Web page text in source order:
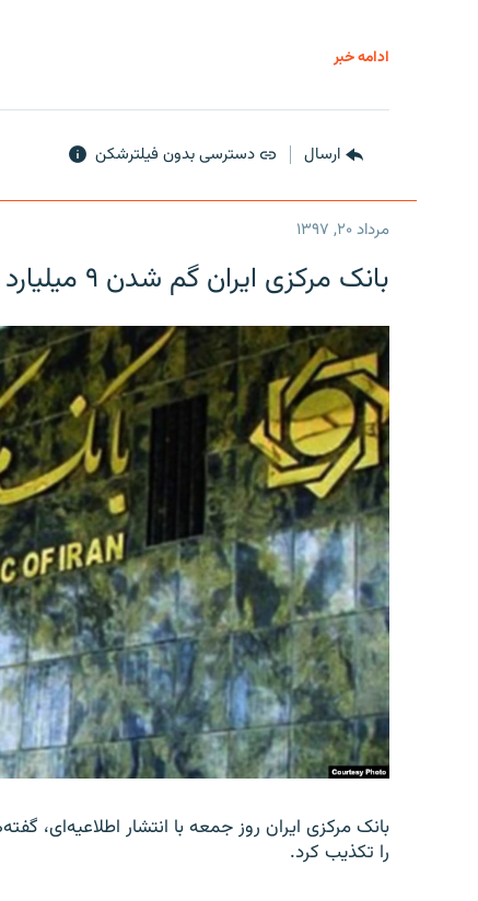
ادامه خبر
ارسال دسترسی بدون فیلترشکن
مرداد ۲۰, ۱۳۹۷
بانک مرکزی ایران گم شدن ۹ میلیارد دلار را تکذیب کرد
را تکذیب کرد.